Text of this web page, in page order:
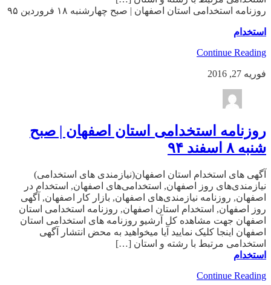
روزنامه استخدامی استان اصفهان | صبح چهارشنبه ۱۸ فروردین ۹۵
استخدام
Continue Reading
فوریه 27, 2016
روزنامه استخدامی استان اصفهان | صبح
شنبه ۸ اسفند ۹۴
آگهی های استخدام استان اصفهان(نیازمندی های استخدامی)
نیازمندی‌های روز اصفهان, استخدامی‌های اصفهان, استخدام در
اصفهان, روزنامه نیازمندی‌های اصفهان, بازار کار اصفهان, آگهی
روز اصفهان, استخدام استان اصفهان, روزنامه استخدامی استان
اصفهان جهت مشاهده کل آرشیو روزنامه های استخدامی استان
اصفهان اینجا کلیک نمایید آیا میخواهید به محض انتشار آگهی
استخدامی مرتبط با رشته و استان […]
استخدام
Continue Reading